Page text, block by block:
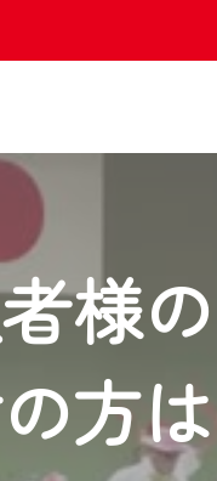
様
方
9月24日からリニュ
コンテンツが一目
どこでも・外出先
をご視聴いただけ